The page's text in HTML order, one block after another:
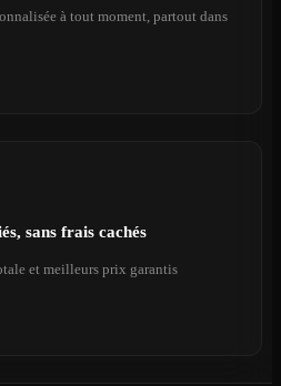
à tout moment, partout dans
sans frais cachés
et meilleurs prix garantis